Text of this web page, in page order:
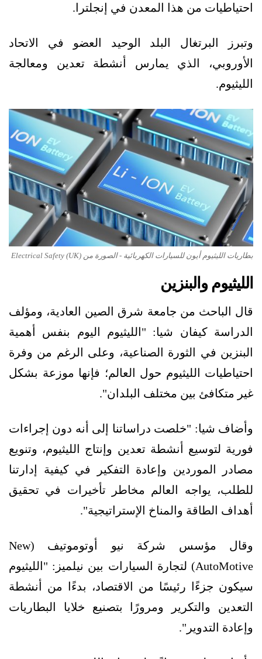
احتياطيات من هذا المعدن في إنجلترا.
وتبرز البرتغال البلد الوحيد العضو في الاتحاد
الأوروبي، الذي يمارس أنشطة تعدين ومعالجة
الليثيوم.
بطاريات الليثيوم أيون للسيارات الكهربائية - الصورة من Electrical Safety (UK)
الليثيوم والبنزين
قال الباحث من جامعة شرق الصين العادية، ومؤلف
الدراسة كيفان شيا: "الليثيوم اليوم بنفس أهمية
البنزين في الثورة الصناعية، وعلى الرغم من وفرة
احتياطيات الليثيوم حول العالم؛ فإنها موزعة بشكل
غير متكافئ بين مختلف البلدان".
وأضاف شيا: "خلصت دراساتنا إلى أنه دون إجراءات
فورية لتوسيع أنشطة تعدين وإنتاج الليثيوم، وتنويع
مصادر الموردين وإعادة التفكير في كيفية إدارتنا
للطلب، يواجه العالم مخاطر تأخيرات في تحقيق
أهداف الطاقة والمناخ الإستراتيجية".
وقال مؤسس شركة نيو أوتوموتيف (New
AutoMotive) لتجارة السيارات بين نيلميز: "الليثيوم
سيكون جزءًا رئيسًا من الاقتصاد، بدءًا من أنشطة
التعدين والتكرير ومرورًا بتصنيع خلايا البطاريات
وإعادة التدوير".